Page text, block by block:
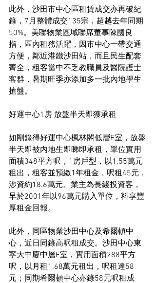
此外，沙田市中心區租賃成交亦再破紀
錄，7月整體成交135宗，超越去年同期
50%。美聯物業區域聯席董事陳國良
指，區內租務活躍，因市中心一帶交通
方便，鄰近港鐵沙田站，而且民生配套
齊全，租客當中不乏教職員及醫院護士
客群，暑期旺季亦添加多一批內地學生
搶盤。
好運中心1房 放盤半天即獲承租
如剛錄得好運中心楓林閣低層E室，放盤
半天即被內地生即睇即承租，單位實用
面積348平方呎，1房戶型，以1.55萬元
租出，租客並預繳1年租金，呎租45元，
涉資約18.6萬元。業主為長綫投資客，
早於2001年以96萬元購入單位，料享豐
厚租金回報。
此外，同區物業沙田中心及希爾頓中
心，近日同錄高呎租成交。沙田中心東
寧大中廈中層E室，實用面積288平方
呎，以月租1.68萬元租出，呎租達58
元；同期希爾頓中心亦錄58元呎租成